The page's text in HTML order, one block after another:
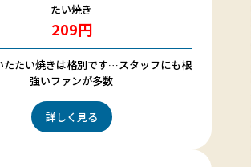
たい焼き
209円
たたい焼きは格別です…スタッフにも根
強いファンが多数
詳しく見る